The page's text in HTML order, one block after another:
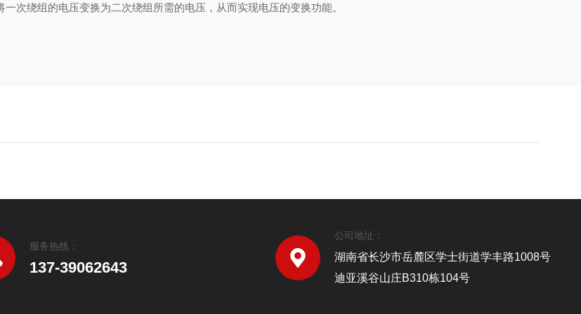
次绕组的电压变换为二次绕组所需的电压，从而实现电压的变换功能。
服务热线：
137-39062643
公司地址：
湖南省长沙市岳麓区学士街道学丰路1008号
迪亚溪谷山庄B310栋104号